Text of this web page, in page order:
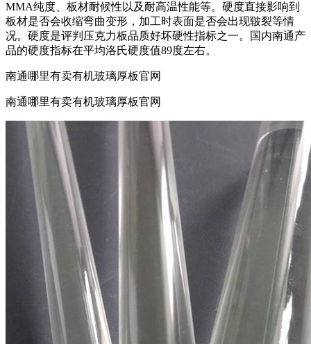
MMA纯度、板材耐候性以及耐高温性能等。硬度直接影响到
板材是否会收缩弯曲变形，加工时表面是否会出现皲裂等情
况。硬度是评判压克力板品质好坏硬性指标之一。国内南通产
品的硬度指标在平均洛氏硬度值89度左右。
南通哪里有卖有机玻璃厚板官网
南通哪里有卖有机玻璃厚板官网